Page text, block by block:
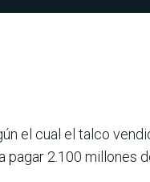
el cual el talco
2.100 millones